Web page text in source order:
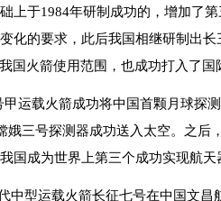
上于1984年研制成功的，增加了
化的要求，此后我国相继研制出长
国火箭使用范围，也成功打入了国
甲运载火箭成功将中国首颗月球探
娥三号探测器成功送入太空。之后
国成为世界上第三个成功实现航天
中型运载火箭长征七号在中国文